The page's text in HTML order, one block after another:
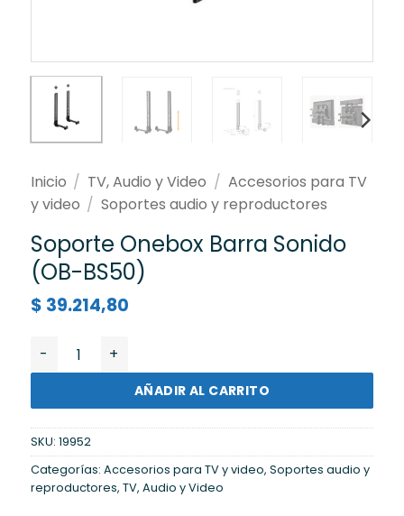
Inicio / TV, Audio y Video / Accesorios para TV
y video / Soportes audio y reproductores
Soporte Onebox Barra Sonido
(OB-BS50)
$ 39.214,80
Soporte Onebox Barra Sonido (OB-BS50) cantidad
AÑADIR AL CARRITO
SKU: 19952
Categorías: Accesorios para TV y video, Soportes audio y
reproductores, TV, Audio y Video